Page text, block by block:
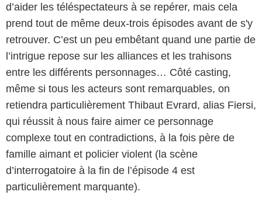
d’aider les téléspectateurs à se repérer, mais cela
prend tout de même deux-trois épisodes avant de s'y
retrouver. C’est un peu embêtant quand une partie de
l’intrigue repose sur les alliances et les trahisons
entre les différents personnages… Côté casting,
même si tous les acteurs sont remarquables, on
retiendra particulièrement Thibaut Evrard, alias Fiersi,
qui réussit à nous faire aimer ce personnage
complexe tout en contradictions, à la fois père de
famille aimant et policier violent (la scène
d’interrogatoire à la fin de l’épisode 4 est
particulièrement marquante).